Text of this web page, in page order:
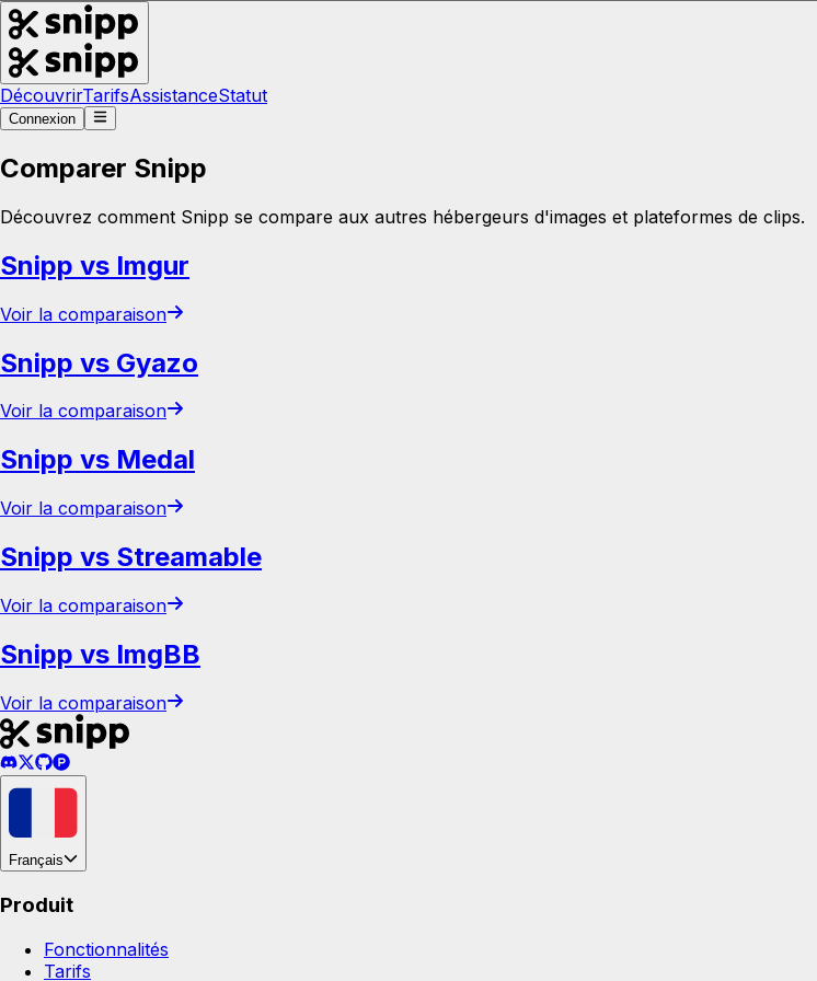
DécouvrirTarifsAssistanceStatut
Connexion
Comparer Snipp
Découvrez comment Snipp se compare aux autres hébergeurs d'images et plateformes de clips.
Snipp vs Imgur
Voir la comparaison
Snipp vs Gyazo
Voir la comparaison
Snipp vs Medal
Voir la comparaison
Snipp vs Streamable
Voir la comparaison
Snipp vs ImgBB
Voir la comparaison
Français
Produit
Fonctionnalités
Tarifs